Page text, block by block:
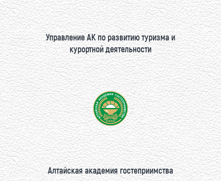
Управление АК по развитию туризма и
курортной деятельности
Алтайская академия гостеприимства